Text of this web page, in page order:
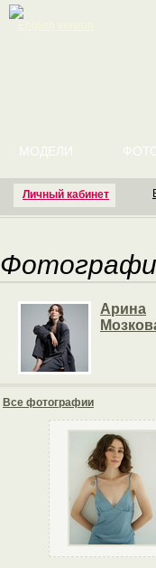
Личный кабинет
МОДЕЛИ
Арина
Все фотографии